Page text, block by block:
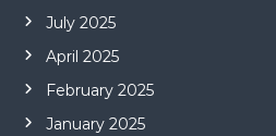
July 2025
April 2025
February 2025
January 2025